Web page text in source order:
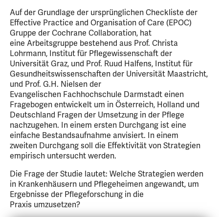
Auf der Grundlage der ursprünglichen Checkliste der
Effective Practice and Organisation of Care (EPOC)
Gruppe der Cochrane Collaboration, hat
eine Arbeitsgruppe bestehend aus Prof. Christa
Lohrmann, Institut für Pflegewissenschaft der
Universität Graz, und Prof. Ruud Halfens, Institut für
Gesundheitswissenschaften der Universität Maastricht,
und Prof. G.H. Nielsen der
Evangelischen Fachhochschule Darmstadt einen
Fragebogen entwickelt um in Österreich, Holland und
Deutschland Fragen der Umsetzung in der Pflege
nachzugehen. In einem ersten Durchgang ist eine
einfache Bestandsaufnahme anvisiert. In einem
zweiten Durchgang soll die Effektivität von Strategien
empirisch untersucht werden.
Die Frage der Studie lautet: Welche Strategien werden
in Krankenhäusern und Pflegeheimen angewandt, um
Ergebnisse der Pflegeforschung in die
Praxis umzusetzen?